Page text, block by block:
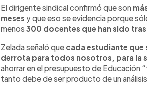
El dirigente sindical confirmó que son
meses y que eso se evidencia porque
menos 300 docentes que han sido
Zelada señaló que cada estudiante que
derrota para todos nosotros, para la
ahorrar en el presupuesto de
tanto debe de ser producto de un